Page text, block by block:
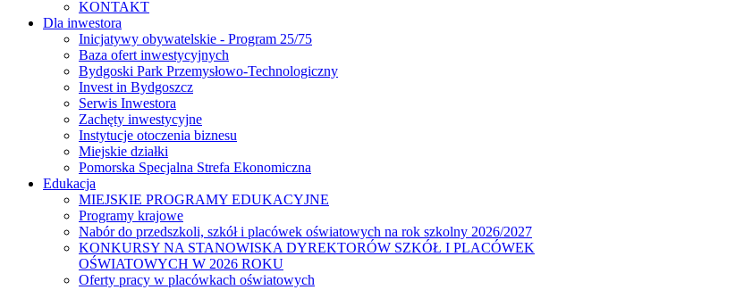
KONTAKT
Dla inwestora
Inicjatywy obywatelskie - Program 25/75
Baza ofert inwestycyjnych
Bydgoski Park Przemysłowo-Technologiczny
Invest in Bydgoszcz
Serwis Inwestora
Zachęty inwestycyjne
Instytucje otoczenia biznesu
Miejskie działki
Pomorska Specjalna Strefa Ekonomiczna
Edukacja
MIEJSKIE PROGRAMY EDUKACYJNE
Programy krajowe
Nabór do przedszkoli, szkół i placówek oświatowych na rok szkolny 2026/2027
KONKURSY NA STANOWISKA DYREKTORÓW SZKÓŁ I PLACÓWEK
OŚWIATOWYCH W 2026 ROKU
Oferty pracy w placówkach oświatowych